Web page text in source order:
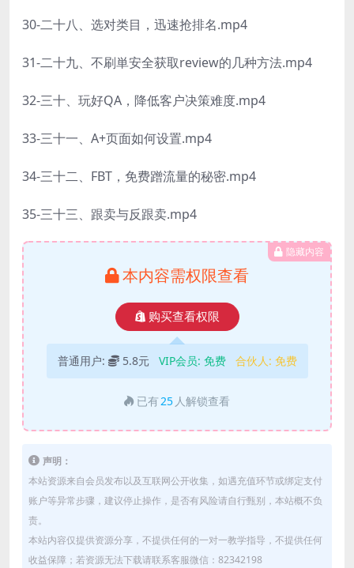
30-二十八、选对类目，迅速抢排名.mp4
31-二十九、不刷単安全获取review的几种方法.mp4
32-三十、玩好QA，降低客户决策难度.mp4
33-三十一、A+页面如何设置.mp4
34-三十二、FBT，免费蹭流量的秘密.mp4
35-三十三、跟卖与反跟卖.mp4
隐藏内容
本内容需权限查看
购买查看权限
普通用户: 5.8元 VIP会员: 免费 合伙人: 免费
已有25 人解锁查看
声明：
本站资源来自会员发布以及互联网公开收集，如遇充值环节或绑定支付
账户等异常步骤，建议停止操作，是否有风险请自行甄别，本站概不负
责。
本站内容仅提供资源分享，不提供任何的一对一教学指导，不提供任何
收益保障；若资源无法下载请联系客服微信：82342198